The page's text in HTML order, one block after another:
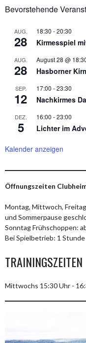
Bevorstehende
AUG.
28
18:30 -20:30
Kirmesspiel
AUG.
28
August 28 @
Hasborner
SEP.
12
17:00 -23:30
Nachkirmes
DEZ.
5
16:00 -23:00
Lichter im
Kalender anzeigen
Öffnungszeiten
Montag, Mittwoch,
und Sommerpause
Sonntag Frühschoppen:
Bei Spielbetrieb: 1
Mittwochs 15:30 Uhr -